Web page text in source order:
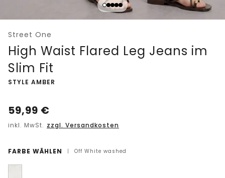
Street One
High Waist Flared Leg Jeans im
Slim Fit
-
STYLE AMBER
59,99 €
inkl. MwSt. zzgl. Versandkosten
FARBE WÄHLEN | Off White washed